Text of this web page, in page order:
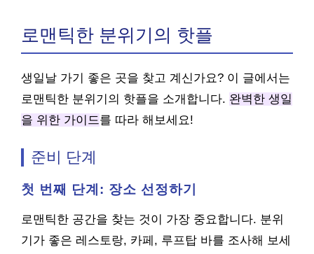
로맨틱한 분위기의 핫플
생일날 가기 좋은 곳을 찾고 계신가요? 이 글에서는
로맨틱한 분위기의 핫플을 소개합니다. 완벽한 생일
을 위한 가이드를 따라 해보세요!
준비 단계
첫 번째 단계: 장소 선정하기
로맨틱한 공간을 찾는 것이 가장 중요합니다. 분위
기가 좋은 레스토랑, 카페, 루프탑 바를 조사해 보세